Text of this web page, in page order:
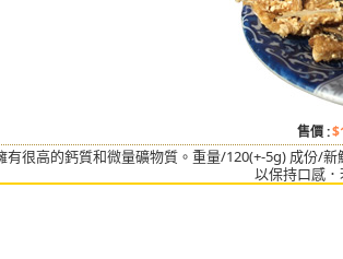
售價 :
有很高的鈣質和微量礦物質。重量/120(+-5g) 成份/
以保持口感